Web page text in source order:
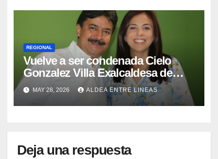
REGIONAL
Vuelve a ser condenada Cielo
Gonzalez Villa Exalcaldesa de
Neiva y Hermana del Senador
Carlos Julio Gonzalez Villa.
MAY 28, 2026 ALDEA ENTRE LINEAS
Deja una respuesta